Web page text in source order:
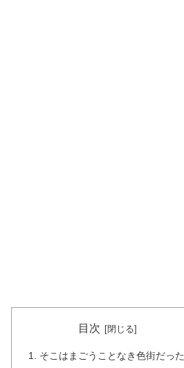
目次
そこはまごうことなき色街だった